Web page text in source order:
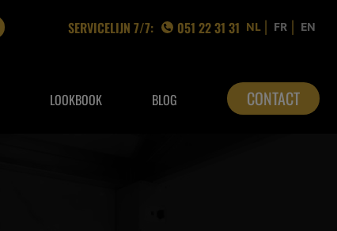
NL | FR | EN
SERVICELIJN 7/7: 051 22 31 31
LOOKBOOK BLOG CONTACT